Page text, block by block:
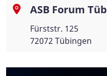
ASB Forum
Fürststr. 125
72072 Tübingen